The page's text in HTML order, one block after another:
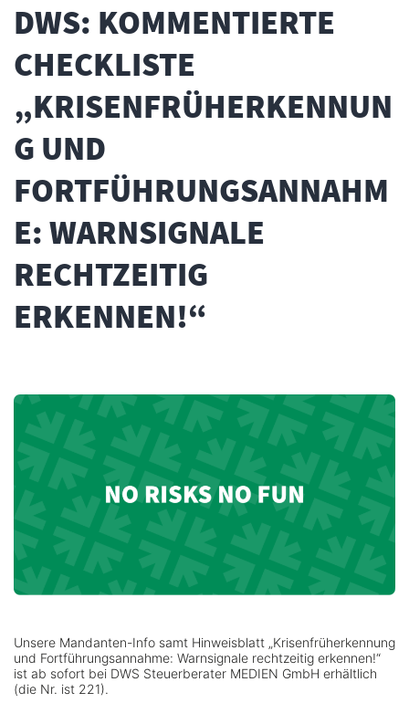
DWS: KOMMENTIERTE
CHECKLISTE
„KRISENFRÜHERKENNUN
G UND
FORTFÜHRUNGSANNAHM
E: WARNSIGNALE
RECHTZEITIG
ERKENNEN!“
Unsere Mandanten-Info samt Hinweisblatt „Krisenfrüherkennung
und Fortführungsannahme: Warnsignale rechtzeitig erkennen!“
ist ab sofort bei DWS Steuerberater MEDIEN GmbH erhältlich
(die Nr. ist 221).